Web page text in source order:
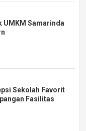
UMKM Samarinda
Sekolah Favorit
Fasilitas